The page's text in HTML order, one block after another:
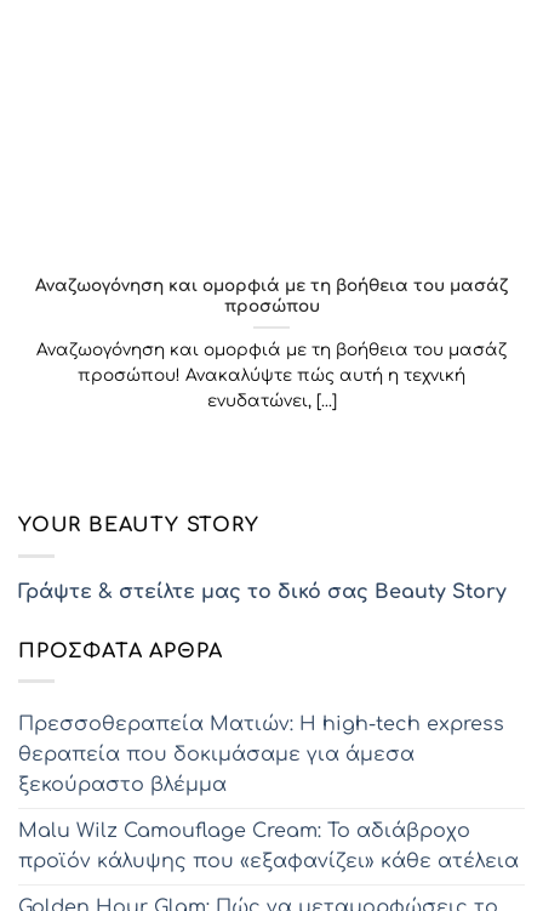
Αναζωογόνηση και ομορφιά με τη βοήθεια του μασάζ
προσώπου
Αναζωογόνηση και ομορφιά με τη βοήθεια του μασάζ
προσώπου! Ανακαλύψτε πώς αυτή η τεχνική
ενυδατώνει, [...]
YOUR BEAUTY STORY
Γράψτε & στείλτε μας το δικό σας Beauty Story
ΠΡΌΣΦΑΤΑ ΆΡΘΡΑ
Πρεσσοθεραπεία Ματιών: Η high-tech express
θεραπεία που δοκιμάσαμε για άμεσα
ξεκούραστο βλέμμα
Malu Wilz Camouflage Cream: Το αδιάβροχο
προϊόν κάλυψης που «εξαφανίζει» κάθε ατέλεια